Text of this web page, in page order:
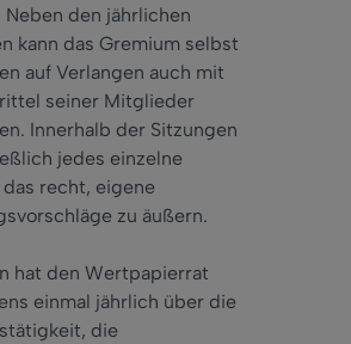
Neben den jährlichen
kann das Gremium selbst
auf Verlangen auch mit
seiner Mitglieder
Innerhalb der Sitzungen
jedes einzelne
recht, eigene
zu äußern.
hat den Wertpapierrat
einmal jährlich über die
die